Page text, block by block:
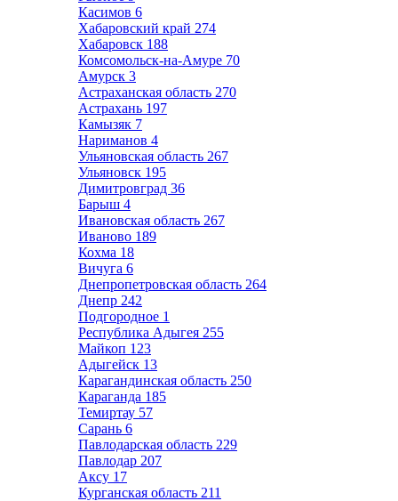
Касимов 6
Хабаровский край 274
Хабаровск 188
Комсомольск-на-Амуре 70
Амурск 3
Астраханская область 270
Астрахань 197
Камызяк 7
Нариманов 4
Ульяновская область 267
Ульяновск 195
Димитровград 36
Барыш 4
Ивановская область 267
Иваново 189
Кохма 18
Вичуга 6
Днепропетровская область 264
Днепр 242
Подгородное 1
Республика Адыгея 255
Майкоп 123
Адыгейск 13
Карагандинская область 250
Караганда 185
Темиртау 57
Сарань 6
Павлодарская область 229
Павлодар 207
Аксу 17
Курганская область 211